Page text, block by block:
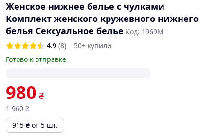
Женское нижнее белье с чулками
Комплект женского кружевного нижнего
белья Сексуальное белье Код: 1969M
4.9 (8)
50+ купили
Готово к отправке
980 ₴
1 960 ₴
915 ₴ от 5 шт.